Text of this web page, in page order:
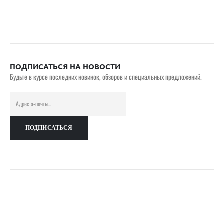
ПОДПИСАТЬСЯ НА НОВОСТИ
Будьте в курсе последних новинок, обзоров и специальных предложений.